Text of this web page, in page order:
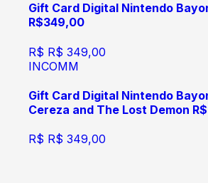
Gift Card Digital Nintendo
R$349,00
R$ R$ 349,00
INCOMM
Gift Card Digital Nintendo
Cereza and The Lost Demon
R$ R$ 349,00